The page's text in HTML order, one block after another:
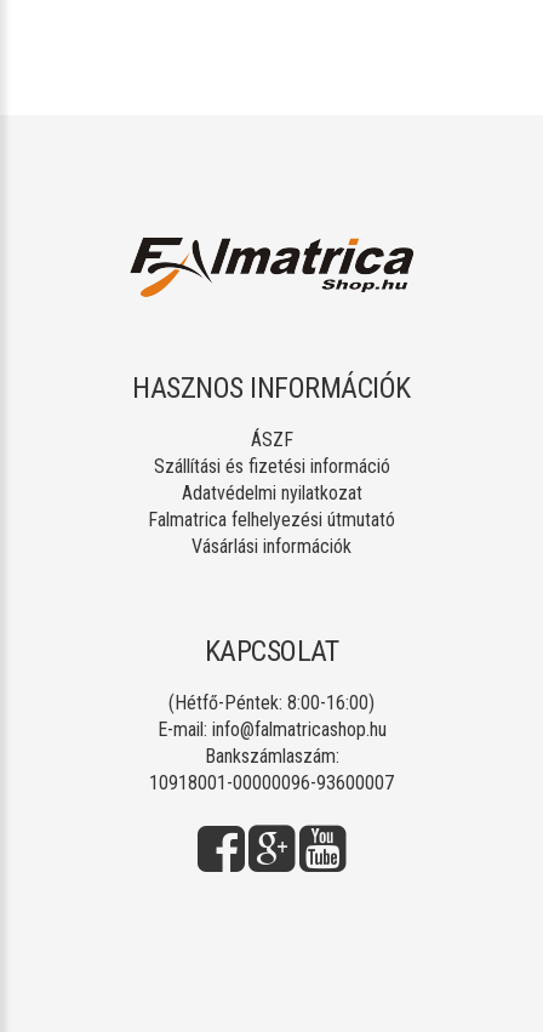
HASZNOS INFORMÁCIÓK
ÁSZF
Szállítási és fizetési információ
Adatvédelmi nyilatkozat
Falmatrica felhelyezési útmutató
Vásárlási információk
KAPCSOLAT
(Hétfő-Péntek: 8:00-16:00)
E-mail: info@falmatricashop.hu
Bankszámlaszám:
10918001-00000096-93600007